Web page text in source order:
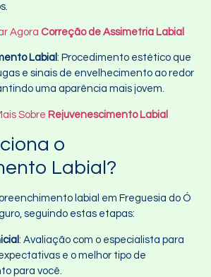
Agora Correção de Assimetria Labial
Labial : Procedimento estético que
e sinais de envelhecimento ao redor
uma aparência mais jovem.
Sobre Rejuvenescimento Labial
o
Labial?
labial em Freguesia do Ó
seguindo estas etapas:
: Avaliação com o especialista para
e o melhor tipo de
para você.